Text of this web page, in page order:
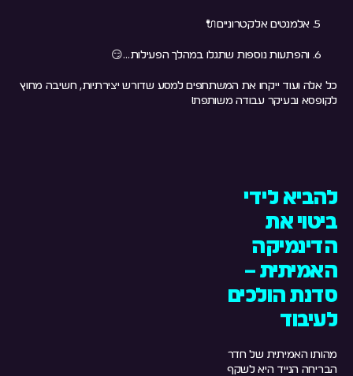
אלמנטים אלקטרוניים🔌
והפתעות נוספות שתגלו במהלך הפעילות…😏
כל אלה ועוד ייקחו את המשתתפים למסע שדורש יצירתיות, חשיבה מחוץ
לקופסא ובעיקר עבודה משותפת!
להביא לידי
ביטוי את
הדינמיקה
האמיתית –
סדנת הולכים
לעיבוד
מהותו האמיתית של חדר
הבריחה הנייד היא לשקף